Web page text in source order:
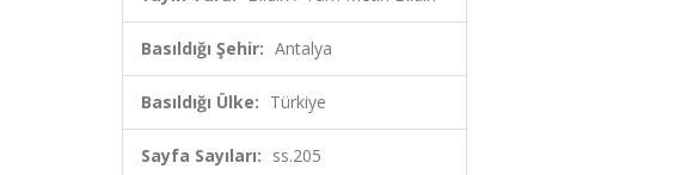
Basıldığı Şehir: Antalya
Basıldığı Ülke: Türkiye
Sayfa Sayıları: ss.205